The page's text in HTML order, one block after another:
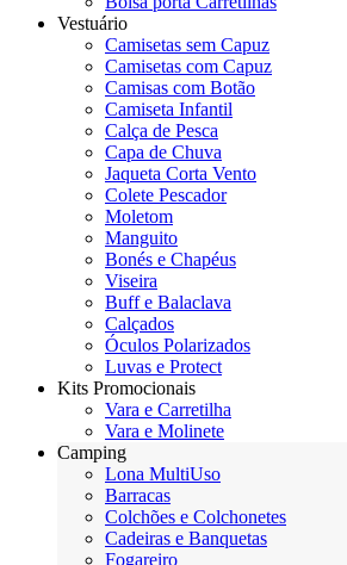
Vestuário
Camisetas sem Capuz
Camisetas com Capuz
Camisas com Botão
Camiseta Infantil
Calça de Pesca
Capa de Chuva
Jaqueta Corta Vento
Colete Pescador
Moletom
Manguito
Bonés e Chapéus
Viseira
Buff e Balaclava
Calçados
Óculos Polarizados
Luvas e Protect
Kits Promocionais
Vara e Carretilha
Vara e Molinete
Camping
Lona MultiUso
Barracas
Colchões e Colchonetes
Cadeiras e Banquetas
Fogareiro